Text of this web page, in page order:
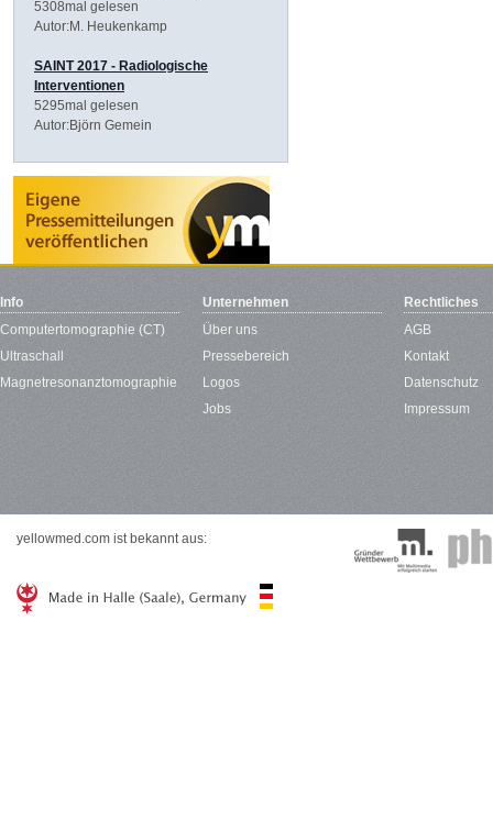
5308mal gelesen
Autor:M. Heukenkamp
SAINT 2017 - Radiologische
Interventionen
5295mal gelesen
Autor:Björn Gemein
Info
Computertomographie (CT)
Ultraschall
Magnetresonanztomographie
Unternehmen
Über uns
Pressebereich
Logos
Jobs
Rechtliches
AGB
Kontakt
Datenschutz
Impressum
yellowmed.com ist bekannt aus: